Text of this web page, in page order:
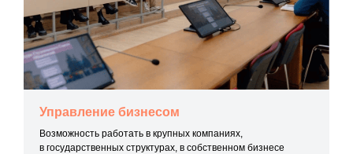
Управление бизнесом
Возможность работать в крупных компаниях,
в государственных структурах, в собственном бизнесе